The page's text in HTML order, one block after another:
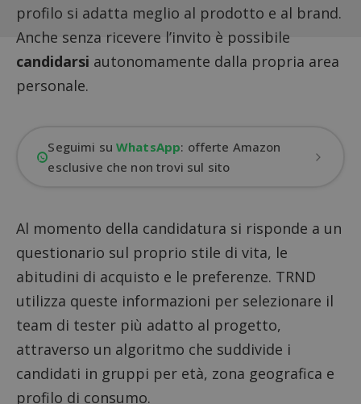
profilo si adatta meglio al prodotto e al brand.
Anche senza ricevere l’invito è possibile
candidarsi autonomamente dalla propria area
personale.
Seguimi suWhatsApp: offerte Amazon
esclusive che non trovi sul sito
Al momento della candidatura si risponde a un
questionario sul proprio stile di vita, le
abitudini di acquisto e le preferenze. TRND
utilizza queste informazioni per selezionare il
team di tester più adatto al progetto,
attraverso un algoritmo che suddivide i
candidati in gruppi per età, zona geografica e
profilo di consumo.